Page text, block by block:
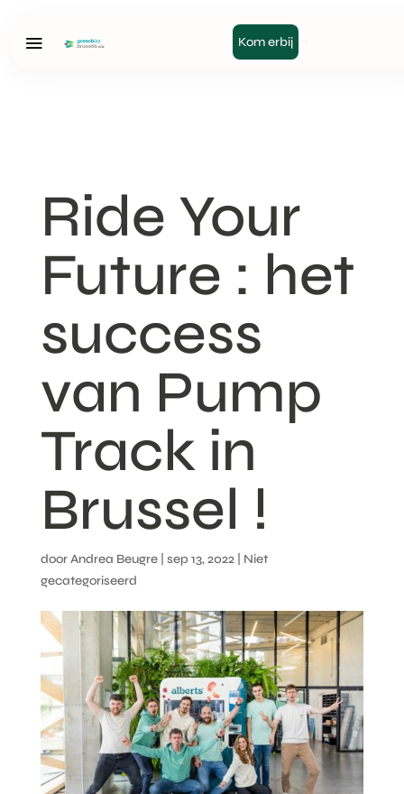
Kom erbij
Ride Your
Future : het
success
van Pump
Track in
Brussel !
doorAndrea Beugre| sep 13, 2022| Niet
gecategoriseerd